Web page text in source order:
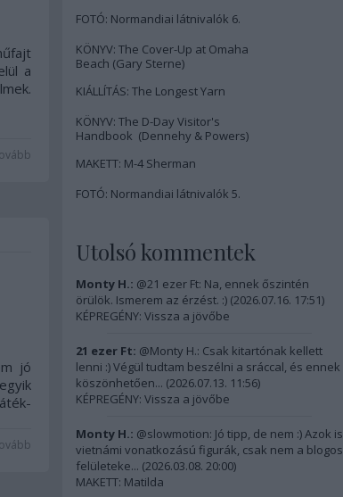
a
jó
FOTÓ: Normandiai látnivalók 6.
KÖNYV: The Cover-Up at Omaha
Beach (Gary Sterne)
KIÁLLÍTÁS: The Longest Yarn
KÖNYV: The D-Day Visitor's
Handbook (Dennehy & Powers)
MAKETT: M-4 Sherman
FOTÓ: Normandiai látnivalók 5.
Utolsó kommentek
Monty H.: @21 ezer Ft: Na, ennek őszintén
örülök. Ismerem az érzést. :) (2026.07.16. 17:51)
KÉPREGÉNY: Vissza a jövőbe
21 ezer Ft: @Monty H.: Csak kitartónak kellett
lenni :) Végül tudtam beszélni a sráccal, és ennek
köszönhetően... (2026.07.13. 11:56)
KÉPREGÉNY: Vissza a jövőbe
Monty H.: @slowmotion: Jó tipp, de nem :) Azok is
vietnámi vonatkozású figurák, csak nem a blogos
felületeke... (2026.03.08. 20:00)
MAKETT: Matilda